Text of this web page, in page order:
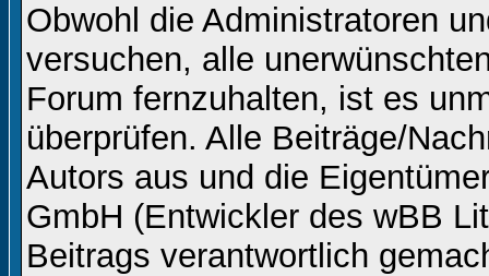
Obwohl die Administratoren
versuchen, alle
Forum fernzuhalten, ist es
überprüfen. Alle Beiträge/
Autors aus und die
GmbH (Entwickler des wBB
Beitrags verantwortlich